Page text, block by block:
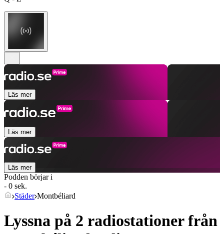
Läs mer
Läs mer
Läs mer
Podden börjar i
- 0 sek.
Städer Montbéliard
Lyssna på 2 radiostationer från